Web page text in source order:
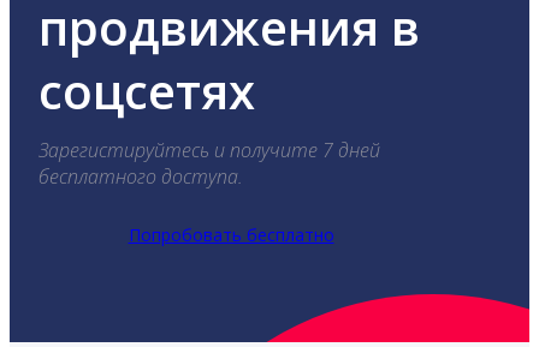
продвижения в
соцсетях
Зарегистируйтесь и получите 7 дней
бесплатного доступа.
Попробовать бесплатно